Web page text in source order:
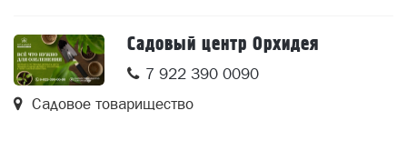
Садовый центр Орхидея
7 922 390 0090
Садовое товарищество